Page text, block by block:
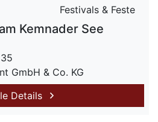
Festivals & Feste
Kemnader See
GmbH & Co. KG
Details